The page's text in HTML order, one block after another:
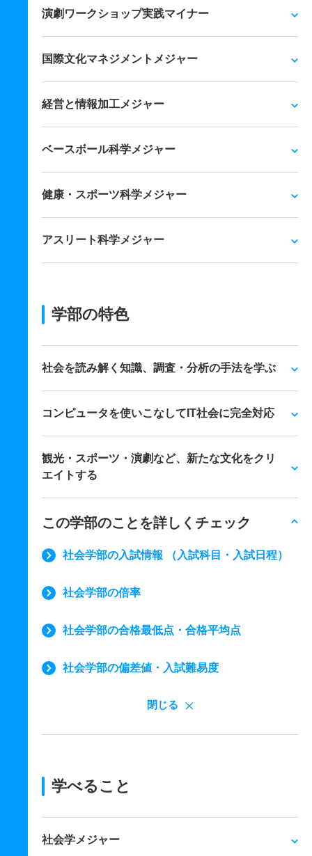
演劇ワークショップ実践マイナー
国際文化マネジメントメジャー
経営と情報加工メジャー
ベースボール科学メジャー
健康・スポーツ科学メジャー
アスリート科学メジャー
学部の特色
社会を読み解く知識、調査・分析の手法を学ぶ
コンピュータを使いこなしてIT社会に完全対応
観光・スポーツ・演劇など、新たな文化をクリ
エイトする
この学部のことを詳しくチェック
社会学部の入試情報 （入試科目・入試日程）
社会学部の倍率
社会学部の合格最低点・合格平均点
社会学部の偏差値・入試難易度
閉じる
学べること
社会学メジャー